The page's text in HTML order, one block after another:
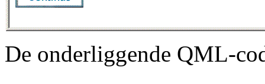
De onderliggende QML-